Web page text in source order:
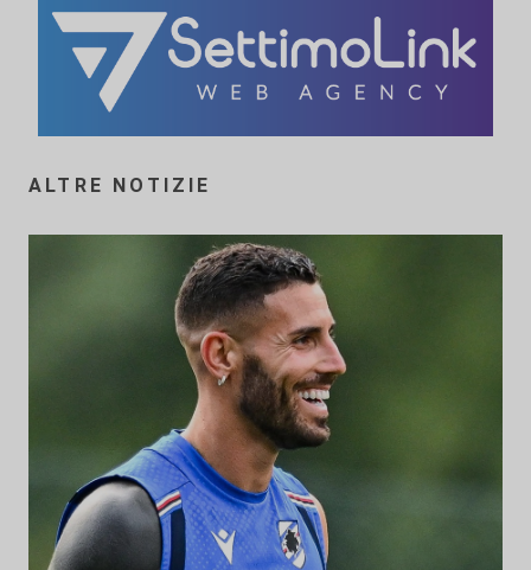
ALTRE NOTIZIE